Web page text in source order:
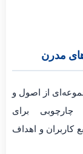
از اصول و
چارچوبی برای
کاربران و اهداف